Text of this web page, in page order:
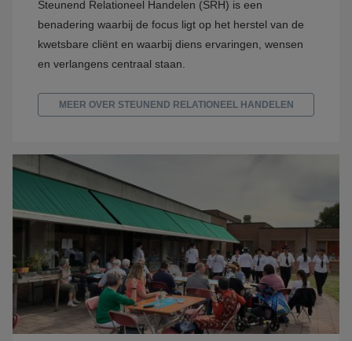
Steunend Relationeel Handelen (SRH) is een
benadering waarbij de focus ligt op het herstel van de
kwetsbare cliënt en waarbij diens ervaringen, wensen
en verlangens centraal staan.
MEER OVER STEUNEND RELATIONEEL HANDELEN